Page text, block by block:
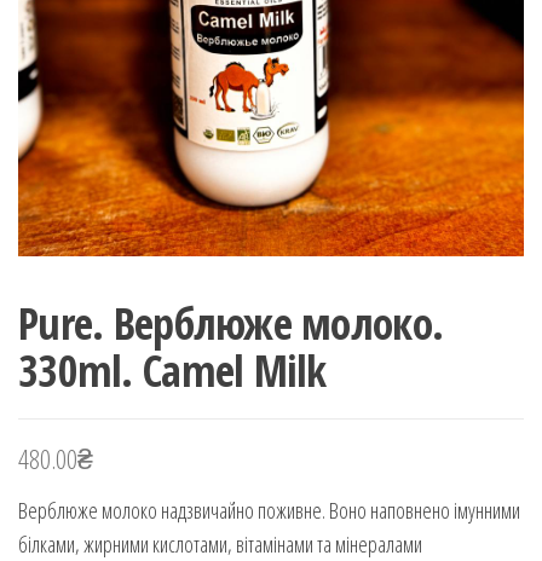
Pure. Верблюже молоко.
330ml. Camel Milk
480.00₴
Верблюже молоко надзвичайно поживне. Воно наповнено імунними
білками, жирними кислотами, вітамінами та мінералами